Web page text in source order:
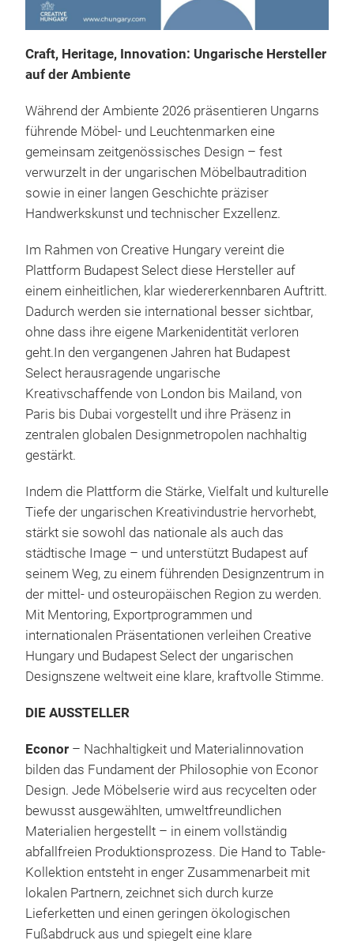
Craft, Heritage, Innovation: Ungarische Hersteller
auf der Ambiente
Während der Ambiente 2026 präsentieren Ungarns
führende Möbel- und Leuchtenmarken eine
gemeinsam zeitgenössisches Design – fest
verwurzelt in der ungarischen Möbelbautradition
sowie in einer langen Geschichte präziser
Handwerkskunst und technischer Exzellenz.
Im Rahmen von Creative Hungary vereint die
Plattform Budapest Select diese Hersteller auf
einem einheitlichen, klar wiedererkennbaren Auftritt.
Dadurch werden sie international besser sichtbar,
ohne dass ihre eigene Markenidentität verloren
geht.In den vergangenen Jahren hat Budapest
Select herausragende ungarische
Kreativschaffende von London bis Mailand, von
Paris bis Dubai vorgestellt und ihre Präsenz in
zentralen globalen Designmetropolen nachhaltig
gestärkt.
Indem die Plattform die Stärke, Vielfalt und kulturelle
Tiefe der ungarischen Kreativindustrie hervorhebt,
stärkt sie sowohl das nationale als auch das
städtische Image – und unterstützt Budapest auf
seinem Weg, zu einem führenden Designzentrum in
der mittel- und osteuropäischen Region zu werden.
Mit Mentoring, Exportprogrammen und
internationalen Präsentationen verleihen Creative
Hungary und Budapest Select der ungarischen
Designszene weltweit eine klare, kraftvolle Stimme.
DIE AUSSTELLER
Econor – Nachhaltigkeit und Materialinnovation
bilden das Fundament der Philosophie von Econor
Design. Jede Möbelserie wird aus recycelten oder
bewusst ausgewählten, umweltfreundlichen
Materialien hergestellt – in einem vollständig
abfallfreien Produktionsprozess. Die Hand to Table-
Kollektion entsteht in enger Zusammenarbeit mit
lokalen Partnern, zeichnet sich durch kurze
Lieferketten und einen geringen ökologischen
Fußabdruck aus und spiegelt eine klare